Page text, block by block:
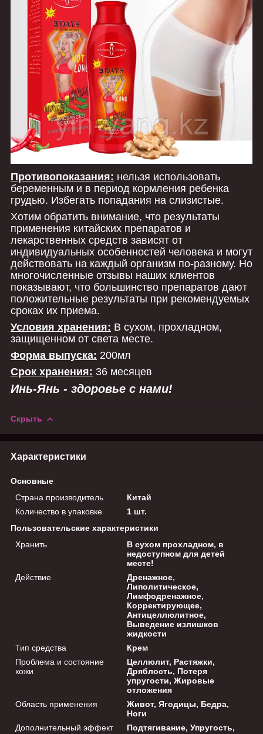
Противопоказания: нельзя использовать
беременным и в период кормления ребенка
грудью. Избегать попадания на слизистые.
Хотим обратить внимание, что результаты
применения китайских препаратов и
лекарственных средств зависят от
индивидуальных особенностей человека и могут
действовать на каждый организм по-разному. Но
многочисленные отзывы наших клиентов
показывают, что большинство препаратов дают
положительные результаты при рекомендуемых
сроках их приема.
Условия хранения: В сухом, прохладном,
защищенном от света месте.
Форма выпуска: 200мл
Срок хранения: 36 месяцев
Инь-Янь - здоровье с нами!
Скрыть
Характеристики
Основные
Страна производитель
Китай
Количество в упаковке
1 шт.
Пользовательские характеристики
Хранить
В сухом прохладном, в
недоступном для детей
месте!
Действие
Дренажное,
Липолитическое,
Лимфодренажное,
Корректирующее,
Антицеллюлитное,
Выведение излишков
жидкости
Тип средства
Крем
Проблема и состояние
кожи
Целлюлит, Растяжки,
Дряблость, Потеря
упругости, Жировые
отложения
Область применения
Живот, Ягодицы, Бедра,
Ноги
Дополнительный эффект
Подтягивание, Упругость,